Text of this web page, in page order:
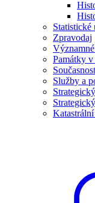
Statistické
Zpravodaj
Památky v
Služby a